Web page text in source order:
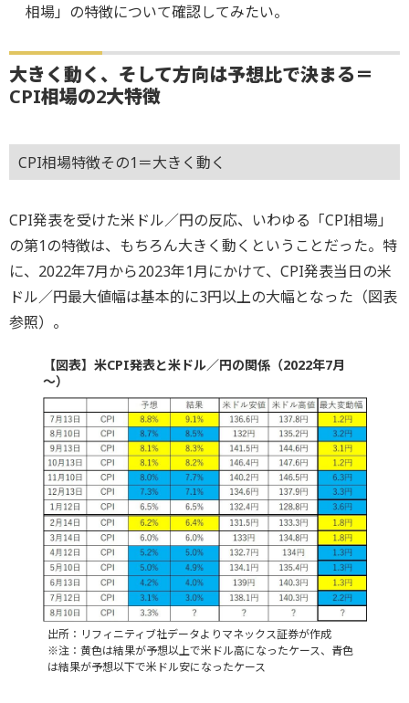
相場」の特徴について確認してみたい。
大きく動く、そして方向は予想比で決まる＝
CPI相場の2大特徴
CPI相場特徴その1＝大きく動く
CPI発表を受けた米ドル／円の反応、いわゆる「CPI相場」
の第1の特徴は、もちろん大きく動くということだった。特
に、2022年7月から2023年1月にかけて、CPI発表当日の米
ドル／円最大値幅は基本的に3円以上の大幅となった（図表
参照）。
【図表】米CPI発表と米ドル／円の関係（2022年7月
～）
出所：リフィニティブ社データよりマネックス証券が作成
※注：黄色は結果が予想以上で米ドル高になったケース、青色
は結果が予想以下で米ドル安になったケース